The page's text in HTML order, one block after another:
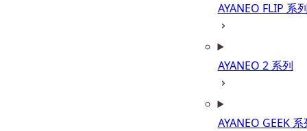
AYANEO FLIP 系列
AYANEO 2 系列
AYANEO GEEK 系